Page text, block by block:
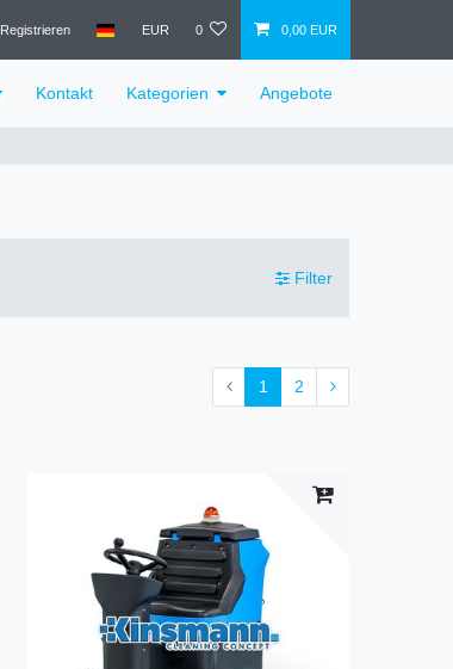
Registrieren EUR 0 0,00 EUR
Kontakt Kategorien Angebote
Filter
1 2